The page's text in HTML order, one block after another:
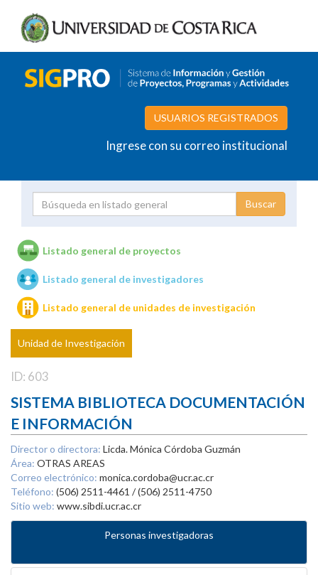
USUARIOS REGISTRADOS
Ingrese con su correo institucional
Unidades de investigación
Listado general de proyectos
Listado general de investigadores
Listado general de unidades de investigación
Unidad de Investigación
ID: 603
SISTEMA BIBLIOTECA DOCUMENTACIÓN
E INFORMACIÓN
Director o directora: Licda. Mónica Córdoba Guzmán
Área: OTRAS AREAS
Correo electrónico: monica.cordoba@ucr.ac.cr
Teléfono: (506) 2511-4461 / (506) 2511-4750
Sitio web: www.sibdi.ucr.ac.cr
Personas investigadoras